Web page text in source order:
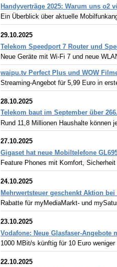
Handyverträge 2025: Warum uns o2
Ein Überblick über aktuelle
29.10.2025
Telekom Speedport 7 Router und
Neue Geräte mit Wi-Fi 7 und neue
waipu.tv Perfect Plus und WOW
Streaming-Angebot für 5,99 Euro in
28.10.2025
Telekom baut im September über
Rund 11,8 Millionen Haushalte können
27.10.2025
Gigaset hat neue Mobiltelefone
Feature Phones mit Komfort,
24.10.2025
Mehrwertsteuer geschenkt Aktion
Rabatte für myMediaMarkt- und
23.10.2025
Vodafone: Neue Glasfaser-
1000 MBit/s künftig für 10 Euro weniger
22.10.2025